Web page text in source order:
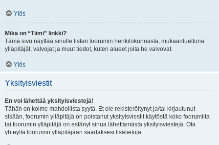
Ylös
Mikä on “Tiimi” linkki?
Tämä sivu näyttää sinulle listan foorumin henkilökunnasta, mukaanluettuna
ylläpitäjät, valvojat ja muut tiedot, kuten alueet joita he valvovat.
Ylös
Yksityisviestit
En voi lähettää yksityisviestejä!
Tähän on kolme mahdollista syytä. Et ole rekisteröitynyt ja/tai kirjautunut
sisään, foorumin ylläpitäjä on poistanut yksityisviestit käytöstä koko foorumilta
tai foorumin ylläpitäjä on estänyt sinua lähettämästä yksityisviestejä. Ota
yhteyttä foorumin ylläpitäjään saadaksesi lisätietoja.